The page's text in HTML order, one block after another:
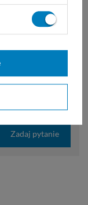
Zadaj pytanie